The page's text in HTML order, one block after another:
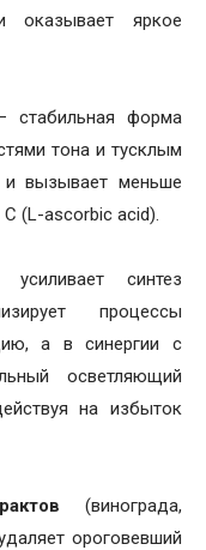
оказывает яркое
стабильная форма
тона и тусклым
и вызывает меньше
(L-ascorbic acid).
синтез
процессы
а в синергии с
осветляющий
на избыток
(винограда,
ороговевший